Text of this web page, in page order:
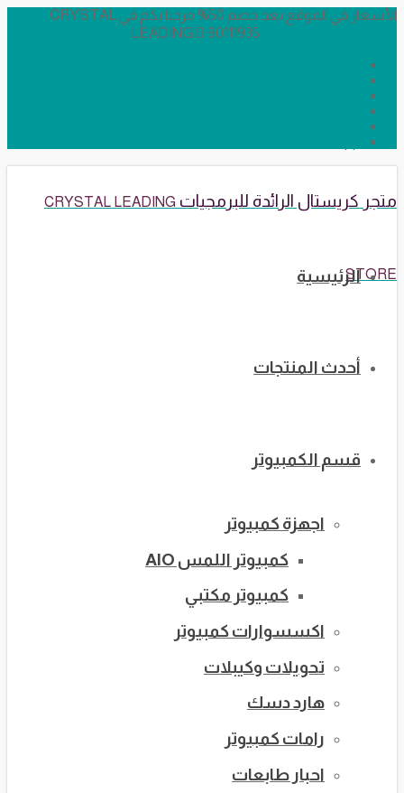
الأسعار في الموقع بعد خصم 50% مرحبا بكم في CRYSTAL
LEADING
90111935
متجر كريستال الرائدة للبرمجيات CRYSTAL LEADING
STOREالرئيسية
أحدث المنتجات
قسم الكمبيوتر
اجهزة كمبيوتر
كمبيوتر اللمس AIO
كمبيوتر مكتبي
اكسسوارات كمبيوتر
تحويلات وكيبلات
هارد دسك
رامات كمبيوتر
احبار طابعات